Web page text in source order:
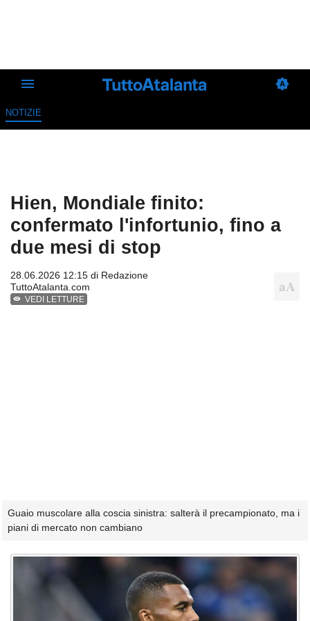
NOTIZIE
Hien, Mondiale finito:
confermato l'infortunio, fino a
due mesi di stop
28.06.2026 12:15 di Redazione
TuttoAtalanta.com
VEDI LETTURE
Guaio muscolare alla coscia sinistra: salterà il precampionato, ma i
piani di mercato non cambiano